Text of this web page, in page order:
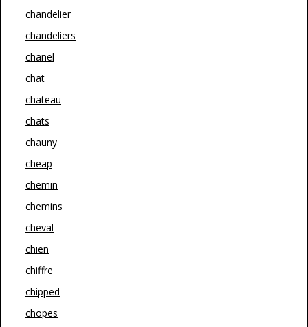
chandelier
chandeliers
chanel
chat
chateau
chats
chauny
cheap
chemin
chemins
cheval
chien
chiffre
chipped
chopes